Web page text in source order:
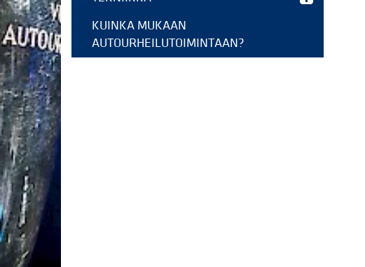
KUINKA MUKAAN
AUTOURHEILUTOIMINTAAN?